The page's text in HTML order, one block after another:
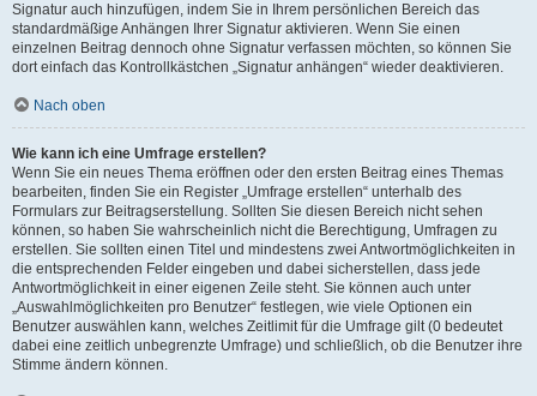
Signatur auch hinzufügen, indem Sie in Ihrem persönlichen Bereich das
standardmäßige Anhängen Ihrer Signatur aktivieren. Wenn Sie einen
einzelnen Beitrag dennoch ohne Signatur verfassen möchten, so können Sie
dort einfach das Kontrollkästchen „Signatur anhängen“ wieder deaktivieren.
Nach oben
Wie kann ich eine Umfrage erstellen?
Wenn Sie ein neues Thema eröffnen oder den ersten Beitrag eines Themas
bearbeiten, finden Sie ein Register „Umfrage erstellen“ unterhalb des
Formulars zur Beitragserstellung. Sollten Sie diesen Bereich nicht sehen
können, so haben Sie wahrscheinlich nicht die Berechtigung, Umfragen zu
erstellen. Sie sollten einen Titel und mindestens zwei Antwortmöglichkeiten in
die entsprechenden Felder eingeben und dabei sicherstellen, dass jede
Antwortmöglichkeit in einer eigenen Zeile steht. Sie können auch unter
„Auswahlmöglichkeiten pro Benutzer“ festlegen, wie viele Optionen ein
Benutzer auswählen kann, welches Zeitlimit für die Umfrage gilt (0 bedeutet
dabei eine zeitlich unbegrenzte Umfrage) und schließlich, ob die Benutzer ihre
Stimme ändern können.